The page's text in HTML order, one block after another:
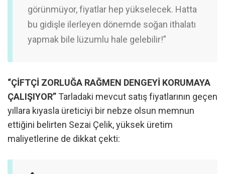
görünmüyor, fiyatlar hep yükselecek. Hatta
bu gidişle ilerleyen dönemde soğan ithalatı
yapmak bile lüzumlu hale gelebilir!”
“ÇİFTÇİ ZORLUĞA RAĞMEN DENGEYİ KORUMAYA
ÇALIŞIYOR” Tarladaki mevcut satış fiyatlarının geçen
yıllara kıyasla üreticiyi bir nebze olsun memnun
ettiğini belirten Sezai Çelik, yüksek üretim
maliyetlerine de dikkat çekti: